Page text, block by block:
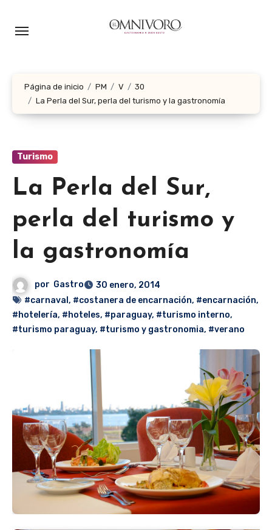
Página de inicio PM V
30
La Perla del Sur, perla del turismo y la gastronomía
Turismo
La Perla del Sur,
perla del turismo y
la gastronomía
por Gastro
30 enero, 2014
#carnaval , #costanera de encarnación, #encarnación,
#hotelería, #hoteles, #paraguay, #turismo interno,
#turismo paraguay, #turismo y gastronomia, #verano